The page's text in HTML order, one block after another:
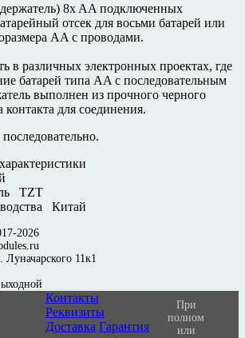
8x AA подключенных
отсек для восьми батарей или
AA с проводами.
в различных электронных проектах, где
батарей типа AA с последовательным
выполнен из прочного черного
контакта для соединения.
TZT
Китай
2026
11к1
Контакты
Реквизиты
Доставка Гарантия
При
полном
или